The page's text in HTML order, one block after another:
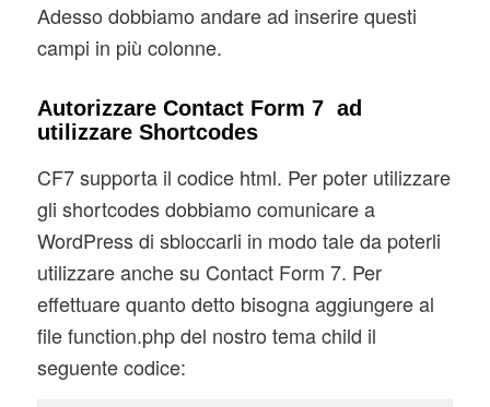
Adesso dobbiamo andare ad inserire questi
campi in più colonne.
Autorizzare Contact Form 7 ad
utilizzare Shortcodes
CF7 supporta il codice html. Per poter utilizzare
gli shortcodes dobbiamo comunicare a
WordPress di sbloccarli in modo tale da poterli
utilizzare anche su Contact Form 7. Per
effettuare quanto detto bisogna aggiungere al
file function.php del nostro tema child il
seguente codice: